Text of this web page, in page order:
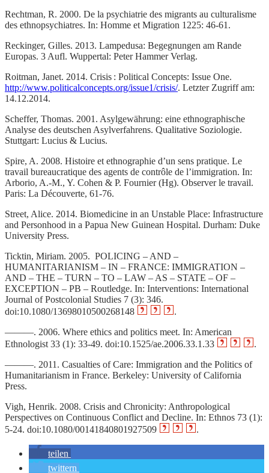
Rechtman, R. 2000. De la psychiatrie des migrants au culturalisme
des ethnopsychiatres. In: Homme et Migration 1225: 46‑61.
Reckinger, Gilles. 2013. Lampedusa: Begegnungen am Rande
Europas. 3 Aufl. Wuppertal: Peter Hammer Verlag.
Roitman, Janet. 2014. Crisis : Political Concepts: Issue One.
http://www.politicalconcepts.org/issue1/crisis/. Letzter Zugriff am:
14.12.2014.
Scheffer, Thomas. 2001. Asylgewährung: eine ethnographische
Analyse des deutschen Asylverfahrens. Qualitative Soziologie.
Stuttgart: Lucius & Lucius.
Spire, A. 2008. Histoire et ethnographie d’un sens pratique. Le
travail bureaucratique des agents de contrôle de l’immigration. In:
Arborio, A.-M., Y. Cohen & P. Fournier (Hg). Observer le travail.
Paris: La Découverte, 61‑76.
Street, Alice. 2014. Biomedicine in an Unstable Place: Infrastructure
and Personhood in a Papua New Guinean Hospital. Durham: Duke
University Press.
Ticktin, Miriam. 2005. POLICING – AND –
HUMANITARIANISM – IN – FRANCE: IMMIGRATION –
AND – THE – TURN – TO – LAW – AS – STATE – OF –
EXCEPTION – PB – Routledge. In: Interventions: International
Journal of Postcolonial Studies 7 (3): 346.
doi:10.1080/13698010500268148
.
———. 2006. Where ethics and politics meet. In: American
Ethnologist 33 (1): 33‑49. doi:10.1525/ae.2006.33.1.33
.
———. 2011. Casualties of Care: Immigration and the Politics of
Humanitarianism in France. Berkeley: University of California
Press.
Vigh, Henrik. 2008. Crisis and Chronicity: Anthropological
Perspectives on Continuous Conflict and Decline. In: Ethnos 73 (1):
5‑24. doi:10.1080/00141840801927509
.
teilen
twittern